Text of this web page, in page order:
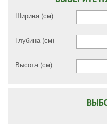
Ширина (см)
Глубина (см)
Высота (см)